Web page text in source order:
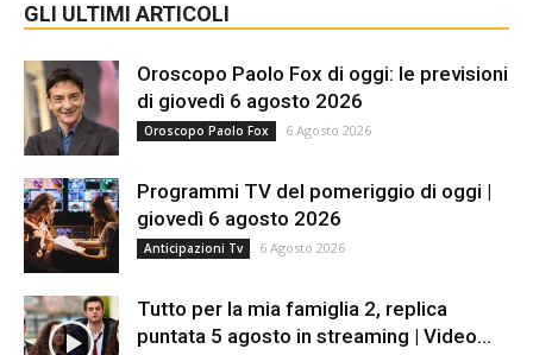
GLI ULTIMI ARTICOLI
Oroscopo Paolo Fox di oggi: le previsioni
di giovedì 6 agosto 2026
Oroscopo Paolo Fox 6 Agosto 2026
Programmi TV del pomeriggio di oggi |
giovedì 6 agosto 2026
Anticipazioni Tv 6 Agosto 2026
Tutto per la mia famiglia 2, replica
puntata 5 agosto in streaming | Video...